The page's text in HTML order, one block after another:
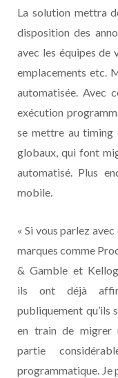
La solution mettra
disposition des
avec les équipes de
emplacements etc.
automatisée. Avec
exécution
se mettre au timing
globaux, qui font
automatisé. Plus
mobile.
« Si vous parlez avec
marques comme
& Gamble et
ils ont déjà
publiquement qu’ils
en train de migrer
partie
programmatique. Je